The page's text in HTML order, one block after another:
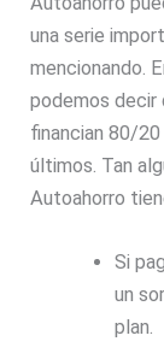
una serie
mencionando.
podemos decir
financian 80/
últimos. Tan
Autoahorro
Si
un
plan.